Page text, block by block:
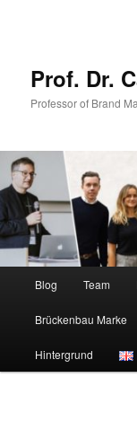
Prof. Dr.
Professor of Brand
Blog Team
Brückenbau Marke
Hintergrund